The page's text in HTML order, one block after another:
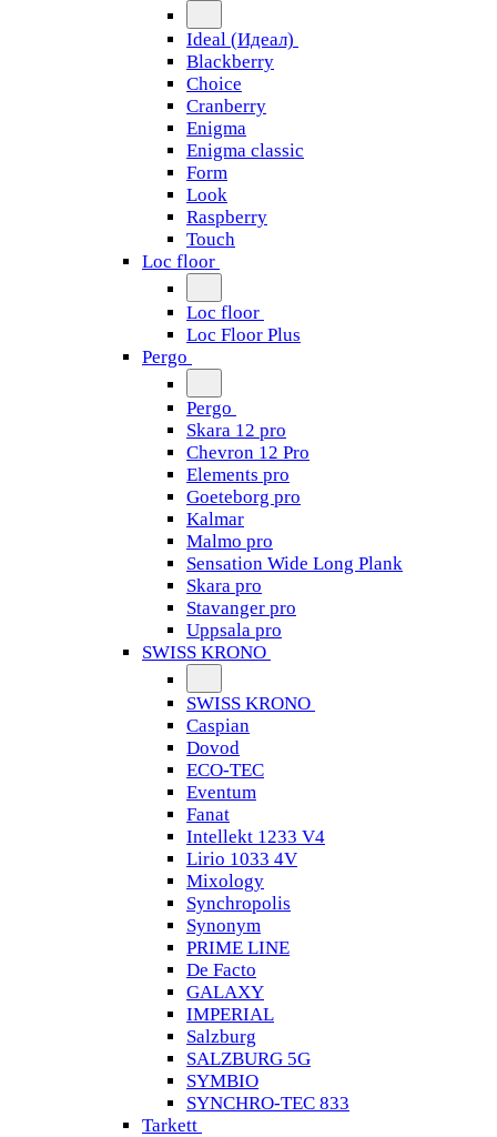
Ideal (Идеал)
Blackberry
Choice
Cranberry
Enigma
Enigma classic
Form
Look
Raspberry
Touch
Loc floor
Loc floor
Loc Floor Plus
Pergo
Pergo
Skara 12 pro
Chevron 12 Pro
Elements pro
Goeteborg pro
Kalmar
Malmo pro
Sensation Wide Long Plank
Skara pro
Stavanger pro
Uppsala pro
SWISS KRONO
SWISS KRONO
Caspian
Dovod
ECO-TEC
Eventum
Fanat
Intellekt 1233 V4
Lirio 1033 4V
Mixology
Synchropolis
Synonym
PRIME LINE
De Facto
GALAXY
IMPERIAL
Salzburg
SALZBURG 5G
SYMBIO
SYNCHRO-TEC 833
Tarkett